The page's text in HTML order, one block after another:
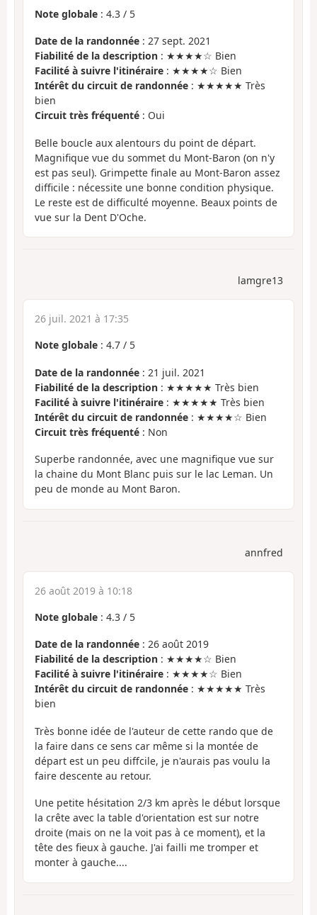
Note globale : 4.3 / 5
Date de la randonnée : 27 sept. 2021
Fiabilité de la description : ★★★★☆ Bien
Facilité à suivre l'itinéraire : ★★★★☆ Bien
Intérêt du circuit de randonnée : ★★★★★ Très
bien
Circuit très fréquenté : Oui
Belle boucle aux alentours du point de départ.
Magnifique vue du sommet du Mont-Baron (on n'y
est pas seul). Grimpette finale au Mont-Baron assez
difficile : nécessite une bonne condition physique.
Le reste est de difficulté moyenne. Beaux points de
vue sur la Dent D'Oche.
lamgre13
26 juil. 2021 à 17:35
Note globale : 4.7 / 5
Date de la randonnée : 21 juil. 2021
Fiabilité de la description : ★★★★★ Très bien
Facilité à suivre l'itinéraire : ★★★★★ Très bien
Intérêt du circuit de randonnée : ★★★★☆ Bien
Circuit très fréquenté : Non
Superbe randonnée, avec une magnifique vue sur
la chaine du Mont Blanc puis sur le lac Leman. Un
peu de monde au Mont Baron.
annfred
26 août 2019 à 10:18
Note globale : 4.3 / 5
Date de la randonnée : 26 août 2019
Fiabilité de la description : ★★★★☆ Bien
Facilité à suivre l'itinéraire : ★★★★☆ Bien
Intérêt du circuit de randonnée : ★★★★★ Très
bien
Très bonne idée de l'auteur de cette rando que de
la faire dans ce sens car même si la montée de
départ est un peu diffcile, je n'aurais pas voulu la
faire descente au retour.
Une petite hésitation 2/3 km après le début lorsque
la crête avec la table d'orientation est sur notre
droite (mais on ne la voit pas à ce moment), et la
tête des fieux à gauche. J'ai failli me tromper et
monter à gauche....